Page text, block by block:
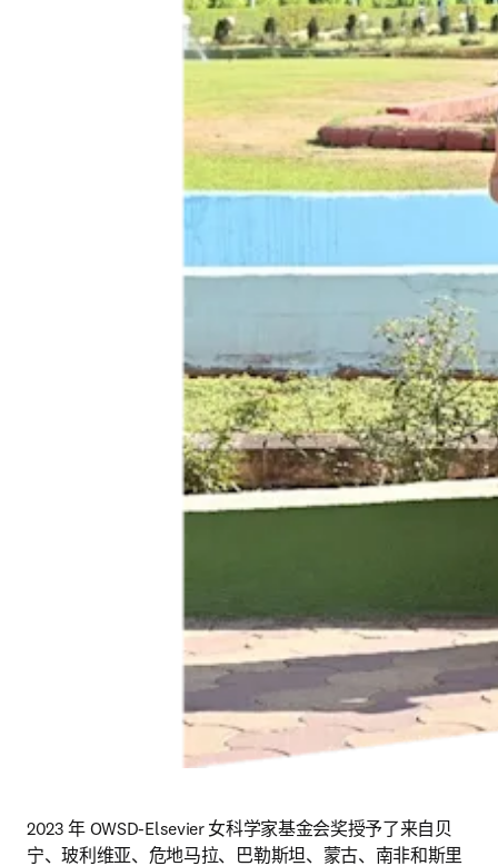
2023 年 OWSD-Elsevier 女科学家基金会奖授予了来自贝
宁、玻利维亚、危地马拉、巴勒斯坦、蒙古、南非和斯里